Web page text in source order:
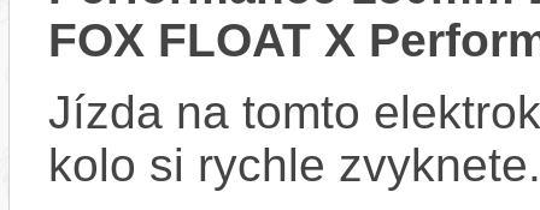
FOX FLOAT X
Jízda na tomto
kolo si rychle zvyknete.